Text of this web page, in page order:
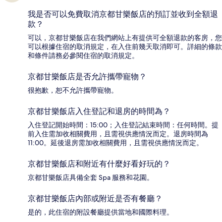
我是否可以免費取消京都甘樂飯店的預訂並收到全額退
款？
可以，京都甘樂飯店在我們網站上有提供可全額退款的客房，您
可以根據住宿的取消規定，在入住前幾天取消即可。詳細的條款
和條件請務必參閱住宿的取消規定。
京都甘樂飯店是否允許攜帶寵物？
很抱歉，恕不允許攜帶寵物。
京都甘樂飯店入住登記和退房的時間為？
入住登記開始時間：15:00；入住登記結束時間：任何時間。提
前入住需加收相關費用，且需視供應情況而定。退房時間為
11:00。延後退房需加收相關費用，且需視供應情況而定。
京都甘樂飯店和附近有什麼好看好玩的？
京都甘樂飯店具備全套 Spa 服務和花園。
京都甘樂飯店內部或附近是否有餐廳？
是的，此住宿的附設餐廳提供當地和國際料理。